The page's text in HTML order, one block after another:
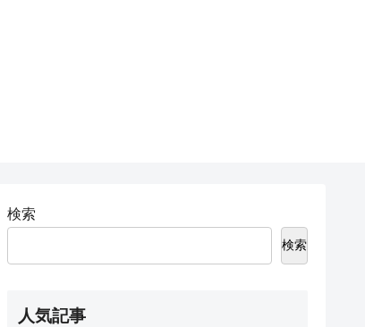
検索
検索
人気記事